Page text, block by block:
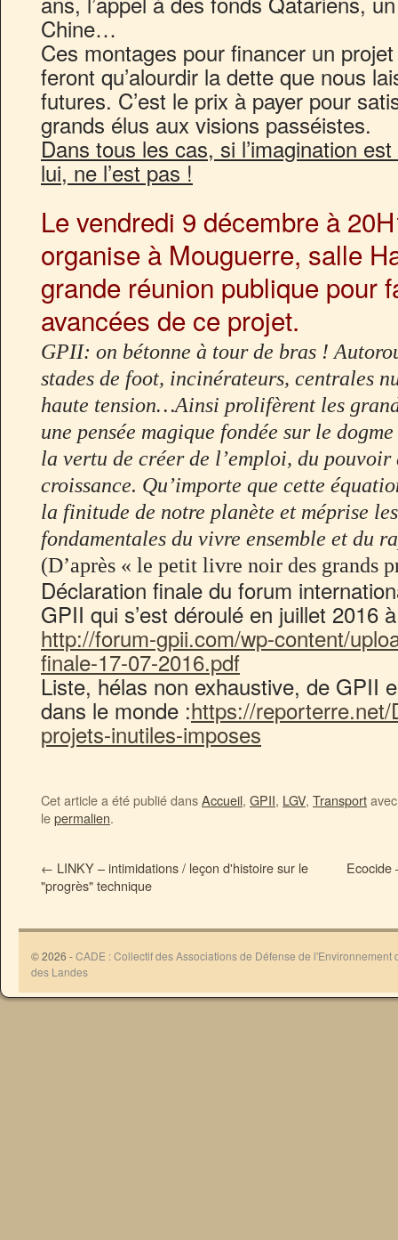
Chine…
Ces montages pour financer un
feront qu’alourdir la dette que nous
futures. C’est le prix à payer pour
grands élus aux visions passéistes.
Dans tous les cas, si l’imagination
lui, ne l’est pas !
Le vendredi 9 décembre à
organise à Mouguerre, salle
grande réunion publique pour
avancées de ce projet.
GPII: on bétonne à tour de bras !
stades de foot, incinérateurs, centrales
haute tension…Ainsi prolifèrent les
une pensée magique fondée sur le
la vertu de créer de l’emploi, du
croissance. Qu’importe que cette
la finitude de notre planète et méprise
fondamentales du vivre ensemble et du
(D’après « le petit livre noir des grands
Déclaration finale du forum
GPII qui s’est déroulé en juillet 2016
http://forum-gpii.com/wp-content/
finale-17-07-2016.pdf
Liste, hélas non exhaustive, de GPII
dans le monde :https://
projets-inutiles-imposes
Cet article a été publié dansAccueil, GPII, LGV, Transport
lepermalien.
← LINKY – intimidations / leçon d'histoire sur le
"progrès" technique
Ecocide
© 2026 -CADE : Collectif des Associations de Défense de l'Environnement
des Landes